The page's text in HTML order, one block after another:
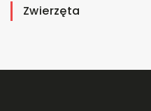
Zwierzęta